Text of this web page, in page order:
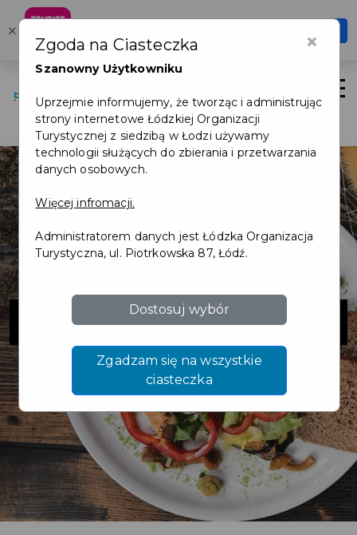
× Karta Mieszkańca
Szybciej, wygodniej, zawsze pod ręką
Logowanie/Rejestracja
Agrafka
×
Zgoda na Ciasteczka
Szanowny Użytkowniku
Uprzejmie informujemy, że tworząc i administrując
strony internetowe Łódzkiej Organizacji
Turystycznej z siedzibą w Łodzi używamy
technologii służących do zbierania i przetwarzania
danych osobowych.
Więcej infromacji.
Administratorem danych jest Łódzka Organizacja
Turystyczna, ul. Piotrkowska 87, Łódź.
Dostosuj wybór
Zgadzam się na wszystkie
ciasteczka